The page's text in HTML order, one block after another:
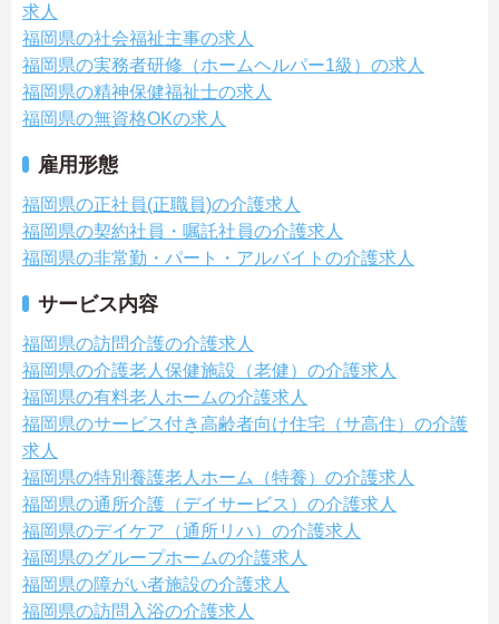
求人
福岡県の社会福祉主事の求人
福岡県の実務者研修（ホームヘルパー1級）の求人
福岡県の精神保健福祉士の求人
福岡県の無資格OKの求人
雇用形態
福岡県の正社員(正職員)の介護求人
福岡県の契約社員・嘱託社員の介護求人
福岡県の非常勤・パート・アルバイトの介護求人
サービス内容
福岡県の訪問介護の介護求人
福岡県の介護老人保健施設（老健）の介護求人
福岡県の有料老人ホームの介護求人
福岡県のサービス付き高齢者向け住宅（サ高住）の介護
求人
福岡県の特別養護老人ホーム（特養）の介護求人
福岡県の通所介護（デイサービス）の介護求人
福岡県のデイケア（通所リハ）の介護求人
福岡県のグループホームの介護求人
福岡県の障がい者施設の介護求人
福岡県の訪問入浴の介護求人